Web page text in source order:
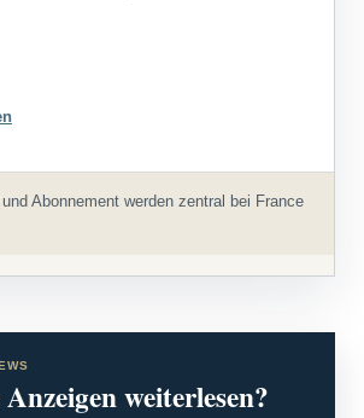
Abonnement werden zentral bei France
weiterlesen?